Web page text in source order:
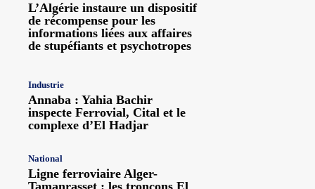
L’Algérie instaure un dispositif
de récompense pour les
informations liées aux affaires
de stupéfiants et psychotropes
Industrie
Annaba : Yahia Bachir
inspecte Ferrovial, Cital et le
complexe d’El Hadjar
National
Ligne ferroviaire Alger-
Tamanrasset : les tronçons El